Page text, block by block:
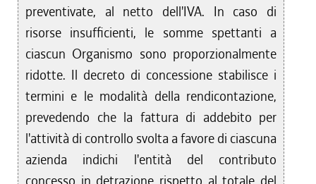
preventivate, al netto dell'IVA. In caso di
risorse insufficienti, le somme spettanti a
ciascun Organismo sono proporzionalmente
ridotte. Il decreto di concessione stabilisce i
termini e le modalità della rendicontazione,
prevedendo che la fattura di addebito per
l'attività di controllo svolta a favore di ciascuna
azienda indichi l'entità del contributo